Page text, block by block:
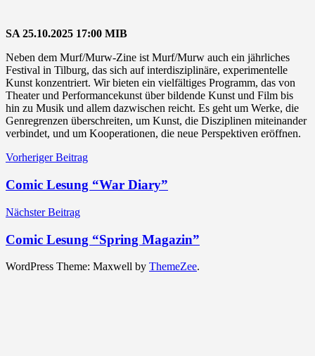
SA 25.10.2025 17:00 MIB
Neben dem Murf/Murw-Zine ist Murf/Murw auch ein jährliches
Festival in Tilburg, das sich auf interdisziplinäre, experimentelle
Kunst konzentriert. Wir bieten ein vielfältiges Programm, das von
Theater und Performancekunst über bildende Kunst und Film bis
hin zu Musik und allem dazwischen reicht. Es geht um Werke, die
Genregrenzen überschreiten, um Kunst, die Disziplinen miteinander
verbindet, und um Kooperationen, die neue Perspektiven eröffnen.
Beitragsnavigation
Vorheriger Beitrag
Comic Lesung “War Diary”
Nächster Beitrag
Comic Lesung “Spring Magazin”
WordPress Theme: Maxwell by ThemeZee.